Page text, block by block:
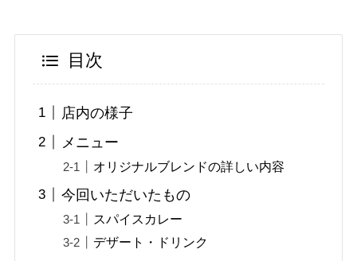
目次
店内の様子
メニュー
オリジナルブレンドの詳しい内容
今回いただいたもの
スパイスカレー
デザート・ドリンク